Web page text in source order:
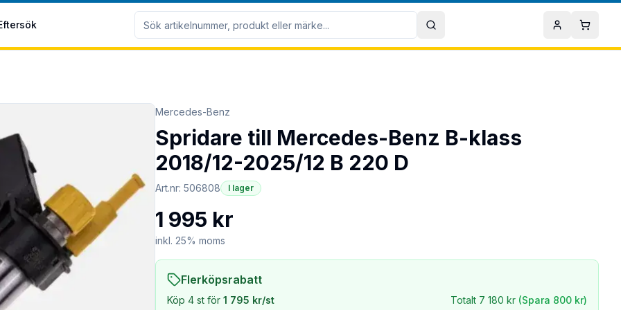
Sök Mitt konto
Mercedes-Benz
Spridare till Mercedes-Benz B-klass
2018/12-2025/12 B 220 D
Art.nr: 506808 I lager
1 995 kr
inkl. 25% moms
Flerköpsrabatt
Köp 4 st för 1 795 kr/st Totalt 7 180 kr (Spara 800 kr)